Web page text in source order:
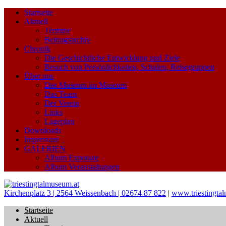
Startseite
Aktuell
Termine
Beitragsarchiv
Chronik
Die Geschichtliche Entwicklung und Ziele
Besuch von Persönlichkeiten, Schulen, Reisegruppen
Über uns
Das Museum im Museum
Das Team
Der Verein
Links
Lageplan
Downloads
Impressum
GALERIEN
Album Exponate
Album Veranstaltungen
Kirchenplatz 3 | 2564 Weissenbach | 02674 87 822 |
Startseite
Aktuell